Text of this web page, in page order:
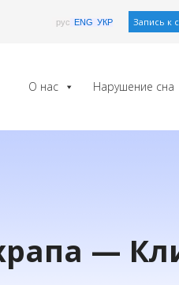
рус ENG УКР Запись к
О нас Нарушение сна
—